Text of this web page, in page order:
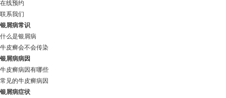
在线预约
联系我们
银屑病常识
什么是银屑病
牛皮癣会不会传染
银屑病病因
牛皮癣病因有哪些
常见的牛皮癣病因
银屑病症状